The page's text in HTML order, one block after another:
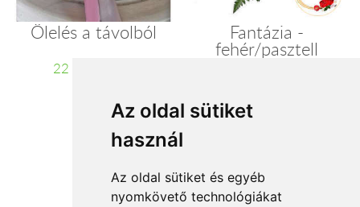
Az oldal sütiket
használ
Az oldal sütiket és egyéb
nyomkövető technológiákat
Ölelés a távolból
22 060 Ft-tól
Fantázia -
fehér/pasztell
szezoncsokor
2 3 ...